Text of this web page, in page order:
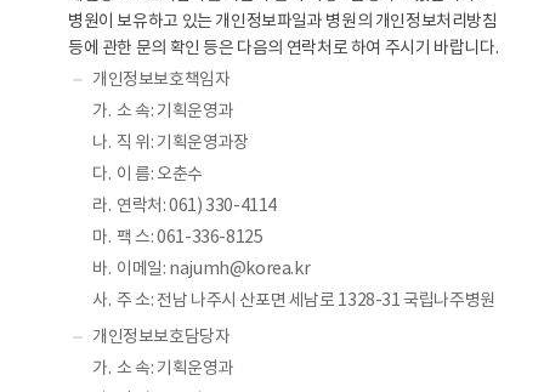
병원이 보유하고 있는 개인정보파일과 병원의 개인정보처리방침
등에 관한 문의 확인 등은 다음의 연락처로 하여 주시기 바랍니다.
개인정보보호책임자
가. 소 속: 기획운영과
나. 직 위: 기획운영과장
다. 이 름: 오춘수
라. 연락처: 061) 330-4114
마. 팩 스: 061-336-8125
바. 이메일: najumh@korea.kr
사. 주 소: 전남 나주시 산포면 세남로 1328-31 국립나주병원
개인정보보호담당자
가. 소 속: 기획운영과